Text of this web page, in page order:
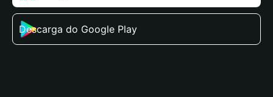
Descarga do Google Play